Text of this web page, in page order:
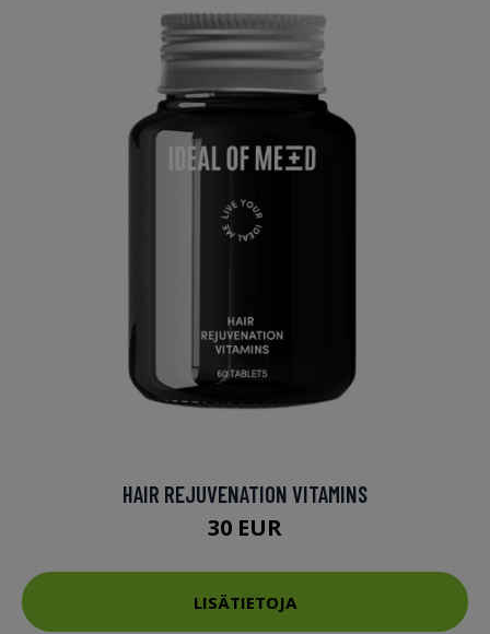
HAIR REJUVENATION VITAMINS
30 EUR
LISÄTIETOJA